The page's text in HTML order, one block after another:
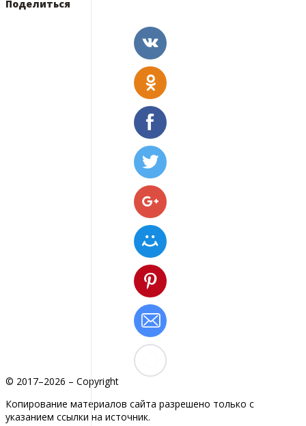
Поделиться
© 2017–2026 – Copyright
Копирование материалов сайта разрешено только с
указанием ссылки на источник.